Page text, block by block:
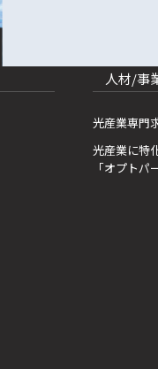
人材/事
光産業専門
光産業に特
「オプトパ